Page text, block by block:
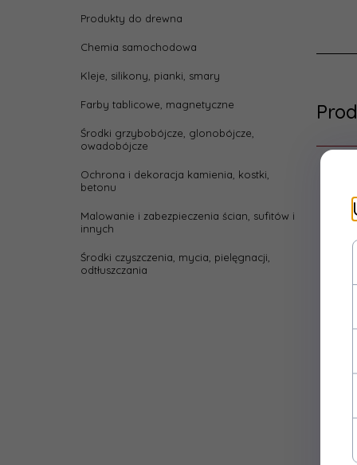
Produkty do drewna
Chemia samochodowa
Kleje, silikony, pianki, smary
Farby tablicowe, magnetyczne
Środki grzybobójcze, glonobójcze,
owadobójcze
Ochrona i dekoracja kamienia, kostki,
betonu
Malowanie i zabezpieczenia ścian, sufitów i
innych
Środki czyszczenia, mycia, pielęgnacji,
odtłuszczania